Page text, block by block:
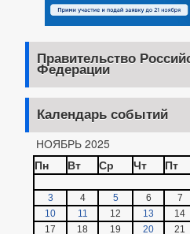
Правительство
Федерации
Календарь событий
НОЯБРЬ 2025
Пн
Вт Ср Чт Пт
3
4 5 6 7
10
11 12 13 14
17
18 19 20 21